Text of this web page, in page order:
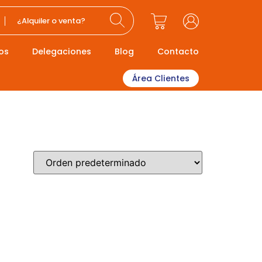
¿Alquiler o venta?
Delegaciones Blog Contacto
Área Clientes